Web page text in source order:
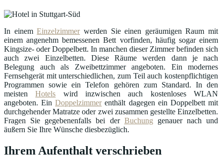
In einemEinzelzimmerwerden Sie einen geräumigen Raum mit
einem angenehm bemessenen Bett vorfinden, häufig sogar einem
Kingsize- oder Doppelbett. In manchen dieser Zimmer befinden sich
auch zwei Einzelbetten. Diese Räume werden dann je nach
Belegung auch als Zweibettzimmer angeboten. Ein modernes
Fernsehgerät mit unterschiedlichen, zum Teil auch kostenpflichtigen
Programmen sowie ein Telefon gehören zum Standard. In den
meistenHotels wird inzwischen auch kostenloses WLAN
angeboten. EinDoppelzimmerenthält dagegen ein Doppelbett mit
durchgehender Matratze oder zwei zusammen gestellte Einzelbetten.
Fragen Sie gegebenenfalls bei der Buchung genauer nach und
äußern Sie Ihre Wünsche diesbezüglich.
Ihrem Aufenthalt verschrieben